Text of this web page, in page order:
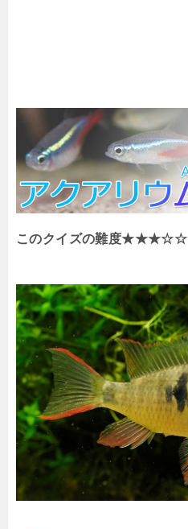
このクイズの難度★★★☆☆